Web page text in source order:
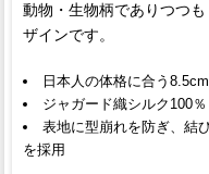
動物・生物柄でありつつ
ザインです。
日本人の体格に合う
ジャガード織シルク100％
表地に型崩れを防ぎ、結
を採用